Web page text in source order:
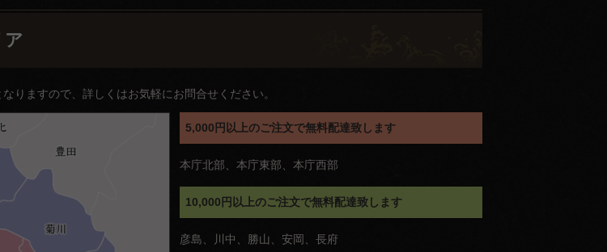
ア
りますので、詳しくはお気軽にお問合せください。
5,000円以上のご注文で無料配達致します
本庁北部、本庁東部、本庁西部
10,000円以上のご注文で無料配達致します
彦島、川中、勝山、安岡、長府